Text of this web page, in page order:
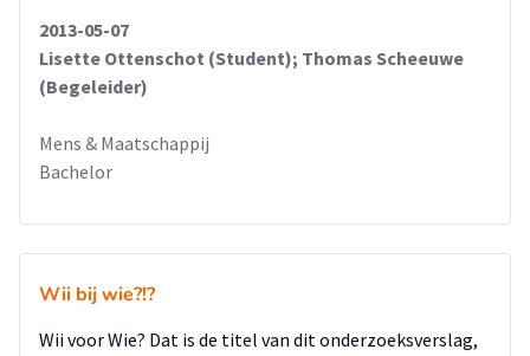
2013-05-07
Lisette Ottenschot (Student); Thomas Scheeuwe
(Begeleider)
Mens & Maatschappij
Bachelor
Wii bij wie?!?
Wii voor Wie? Dat is de titel van dit onderzoeksverslag,